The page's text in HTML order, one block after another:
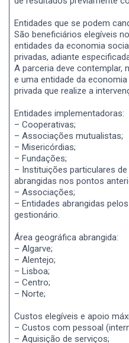
Entidades que se podem
São beneficiários elegíveis
entidades da economia
privadas, adiante
A parceria deve contemplar,
e uma entidade da
privada que realize a
Entidades implementadoras:
– Cooperativas;
– Associações mutualistas;
– Misericórdias;
– Fundações;
– Instituições particulares
abrangidas nos pontos
– Associações;
– Entidades abrangidas
gestionário.
Área geográfica abrangida:
– Algarve;
– Alentejo;
– Lisboa;
– Centro;
– Norte;
Custos elegíveis e apoio
– Custos com pessoal
– Aquisição de serviços;